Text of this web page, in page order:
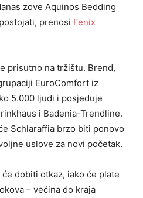
zove Aquinos Bedding
prenosi Fenix
prisutno na tržištu. Brend,
EuroComfort iz
5.000 ljudi i posjeduje
i Badenia-Trendline.
Schlaraffia brzo biti ponovo
uslove za novi početak.
dobiti otkaz, iako će plate
– većina do kraja